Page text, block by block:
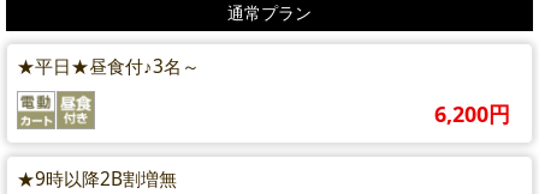
通常プラン
★平日★昼食付♪3名～
6,200円
★9時以降2B割増無